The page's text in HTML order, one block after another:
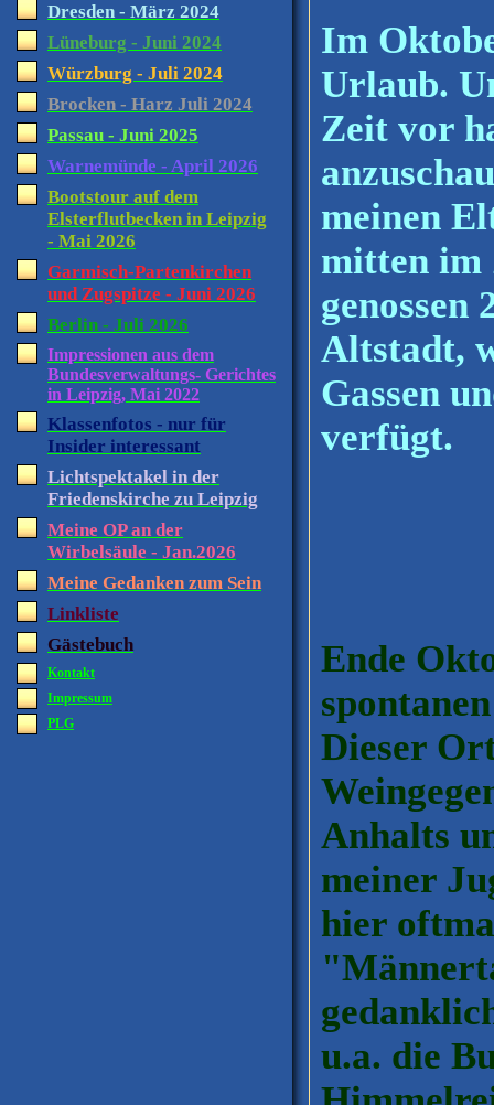
Dresden - März 2024
Lüneburg - Juni 2024
Würzburg - Juli 2024
Brocken - Harz Juli 2024
Passau - Juni 2025
Warnemünde - April 2026
Bootstour auf dem
Elsterflutbecken in Leipzig
- Mai 2026
Garmisch-Partenkirchen
und Zugspitze - Juni 2026
Berlin - Juli 2026
Impressionen aus dem
Bundesverwaltungs- Gerichtes
in Leipzig, Mai 2022
Klassenfotos - nur für
Insider interessant
Lichtspektakel in der
Friedenskirche zu Leipzig
Meine OP an der
Wirbelsäule - Jan.2026
Meine Gedanken zum Sein
Linkliste
Gästebuch
Kontakt
Impressum
PLG
Im
Urlaub.
Zeit vor
meinen
mitten im
genossen
Altstadt,
Gassen
verfügt.
Ende
Dieser
Anhalts
meiner
hier
u.a. die